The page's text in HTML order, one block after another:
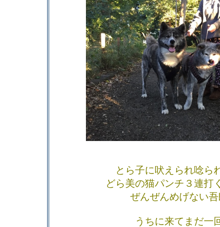
とら子に吠えられ唸ら
どら美の猫パンチ３連打
ぜんぜんめげない
うちに来てまだ一